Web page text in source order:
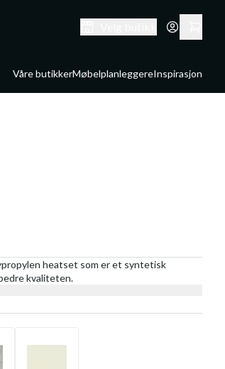
Våre butikkerMøbelplanleggereInspirasjon
heatset som er et syntetisk
kvaliteten.